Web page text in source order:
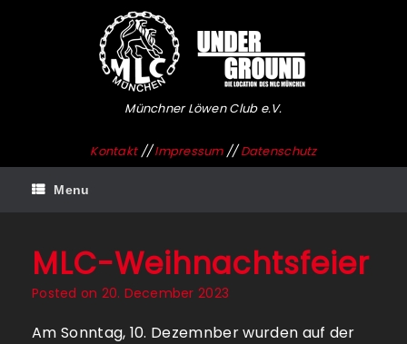
Münchner Löwen Club e.V.
Kontakt//Impressum//Datenschutz
Menu
MLC-Weihnachtsfeier
Posted on 20. December 2023
Am Sonntag, 10. Dezemnber wurden auf der